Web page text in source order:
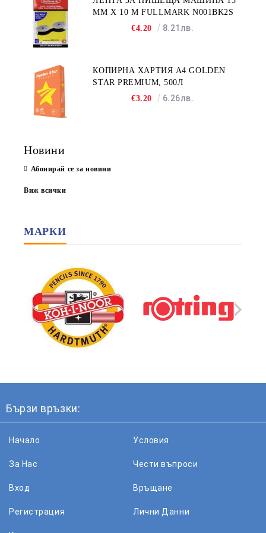
MM X 10 M FULLMARK N001BK2S
€4.20
8.21лв.
КОПИРНА ХАРТИЯ A4 GOLDEN
STAR PREMIUM, 500Л
€3.20
6.26лв.
Новини
Абонирай се за новини
Виж всички
МАРКИ
Бързи връзки:
Начало
За Нас
Вход
Регистрация
Условия
Чести въпроси
Връщане
Лични Данни